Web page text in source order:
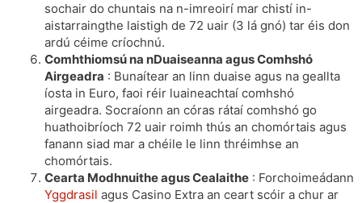
sochair do chuntais na n-imreoirí mar chistí in-
aistarraingthe laistigh de 72 uair (3 lá gnó) tar éis don
ardú céime críochnú.
Comhthiomsú na nDuaiseanna agus Comhshó
Airgeadra : Bunaítear an linn duaise agus na geallta
íosta in Euro, faoi réir luaineachtaí comhshó
airgeadra. Socraíonn an córas rátaí comhshó go
huathoibríoch 72 uair roimh thús an chomórtais agus
fanann siad mar a chéile le linn thréimhse an
chomórtais.
Cearta Modhnuithe agus Cealaithe : Forchoimeádann
Yggdrasil agus Casino Extra an ceart scóir a chur ar